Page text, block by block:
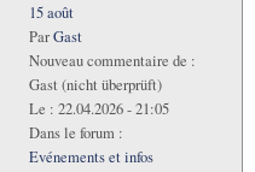
15 août
ParGast
Nouveau commentaire de :
Gast (nicht überprüft)
Le : 22.04.2026 - 21:05
Dans le forum :
Evénements et infos